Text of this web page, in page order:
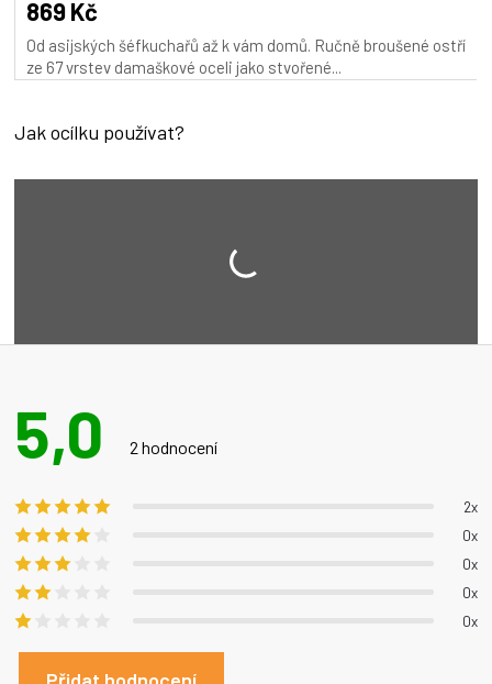
869 Kč
Od asijských šéfkuchařů až k vám domů. Ručně broušené ostří
ze 67 vrstev damaškové oceli jako stvořené...
Jak ocílku používat?
5,0
hodnocení
2 hodnocení
2x
0x
0x
0x
0x